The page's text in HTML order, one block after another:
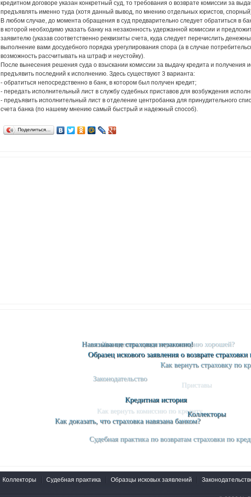
кредитном договоре указан конкретный суд, то требования о возврате комиссии за
предъявлять именно туда (хотя данный вывод, по мнению отдельных юристов,
В любом случае, до момента обращения в суд предварительно следует обратиться в
в которой необходимо указать банку на незаконность удержанной комиссии и
заявителю (указав соответственно реквизиты счета, куда следует перечислить
выполнение вами досудебного порядка урегулирования спора (а в случае
возможность рассчитывать на штраф и неустойку).
После вынесения решения суда о взыскании комиссии за выдачу кредита и получения
предъявить последний к исполнению. Здесь существуют 3 варианта:
- обратиться непосредственно в банк, в котором был получен кредит;
- передать исполнительный лист в службу судебных приставов для возбуждения
- предъявить исполнительный лист в отделение центробанка для принудительного
счета банка (по нашему мнению самый быстрый и надежный способ).
Поделиться…
Коллекторы Судебная практика Образцы исковых заявлений